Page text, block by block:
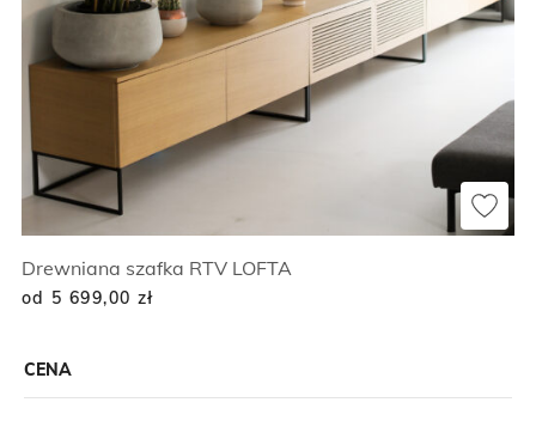
CENA
Drewniana szafka RTV LOFTA
od 5 699,00 zł